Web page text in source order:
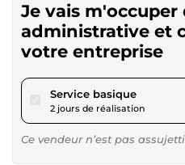
Je vais m'occuper
administrative et
votre entreprise
Service basiquepour
2 jours de réalisation
Ce vendeur n’est pas